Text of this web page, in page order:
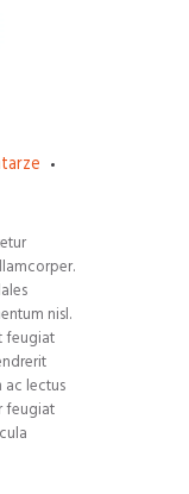
nisl.
feugiat
lectus
feugiat